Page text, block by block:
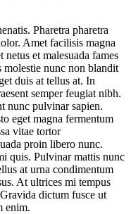
Pharetra pharetra
Amet facilisis magna
et malesuada fames
nunc non blandit
duis at tellus at. In
semper feugiat nibh.
nunc pulvinar sapien.
eget magna fermentum
vitae tortor
proin libero nunc.
quis. Pulvinar mattis nunc
at urna condimentum
At ultrices mi tempus
dictum fusce ut
enim.